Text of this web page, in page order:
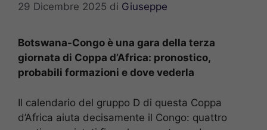
29 Dicembre 2025 di Giuseppe
Botswana-Congo è una gara della terza
giornata di Coppa d’Africa: pronostico,
probabili formazioni e dove vederla
Il calendario del gruppo D di questa Coppa
d’Africa aiuta decisamente il Congo: quattro